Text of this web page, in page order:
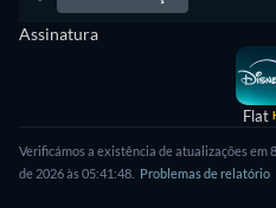
Assinatura
Flat
Verificámos a existência de atualizações em
de 2026 às 05:41:48.
Problemas de relatório